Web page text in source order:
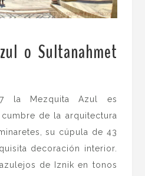
o Sultanahmet
la Mezquita Azul es
de la arquitectura
su cúpula de 43
decoración interior.
de Iznik en tonos